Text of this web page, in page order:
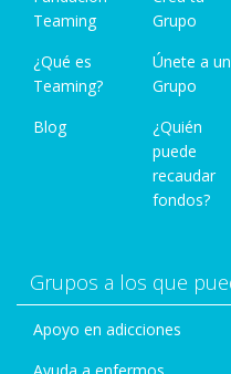
Teaming
¿Qué es
Teaming?
Blog
Grupo
Únete a un
Grupo
¿Quién
puede
recaudar
fondos?
Grupos a los que
Apoyo en adicciones